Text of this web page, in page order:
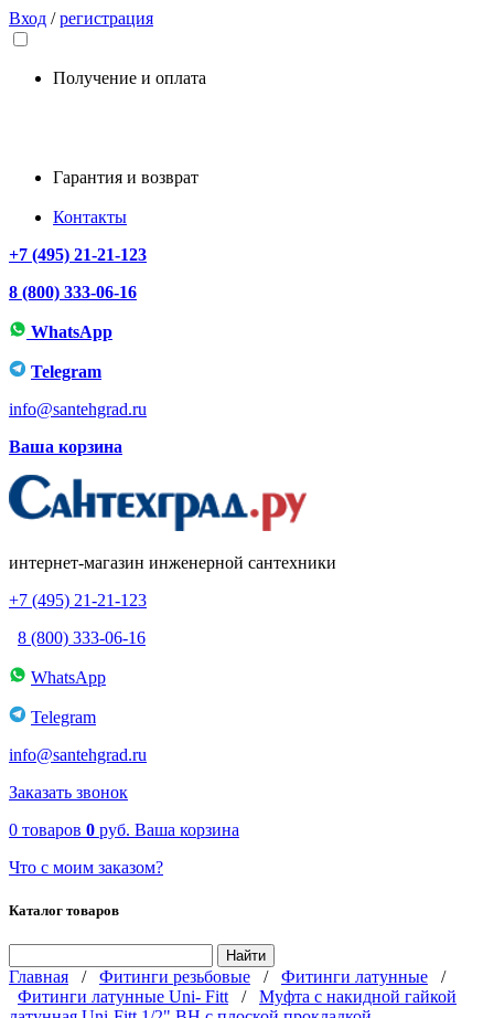
Вход /регистрация
Получение и оплата
Гарантия и возврат
Контакты
+7 (495) 21-21-123
8 (800) 333-06-16
WhatsApp
Telegram
info@santehgrad.ru
Ваша корзина
интернет-магазин инженерной сантехники
+7 (495) 21-21-123
8 (800) 333-06-16
WhatsApp
Telegram
info@santehgrad.ru
Заказать звонок
0 товаров 0 руб. Ваша корзина
Что с моим заказом?
Каталог товаров
Главная / Фитинги резьбовые / Фитинги латунные /
Фитинги латунные Uni- Fitt / Муфта с накидной гайкой